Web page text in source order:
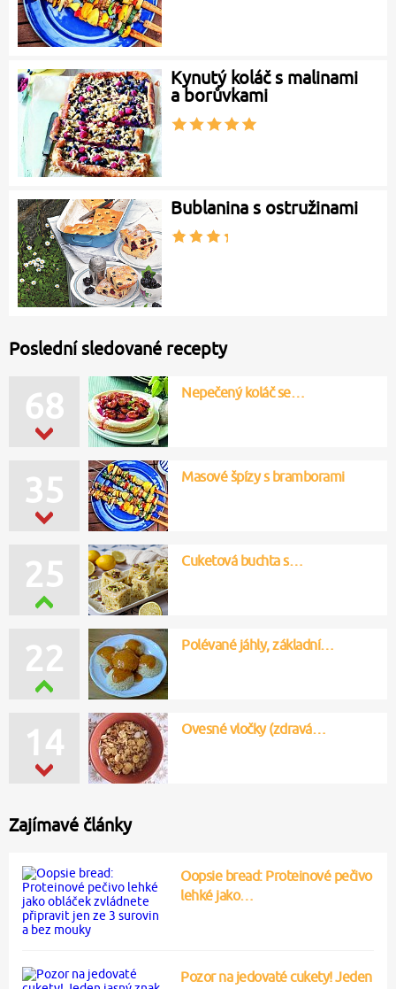
Kynutý koláč s malinami
a borůvkami
Bublanina s ostružinami
Poslední sledované recepty
68 Nepečený koláč se…
35 Masové špízy s bramborami
25 Cuketová buchta s…
22 Polévané jáhly, základní…
14 Ovesné vločky (zdravá…
Zajímavé články
Oopsie bread: Proteinové pečivo
lehké jako…
Pozor na jedovaté cukety! Jeden